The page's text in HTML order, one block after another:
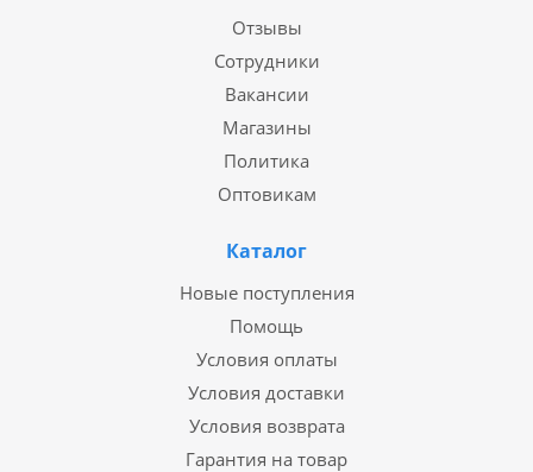
Отзывы
Сотрудники
Вакансии
Магазины
Политика
Оптовикам
Каталог
Новые поступления
Помощь
Условия оплаты
Условия доставки
Условия возврата
Гарантия на товар